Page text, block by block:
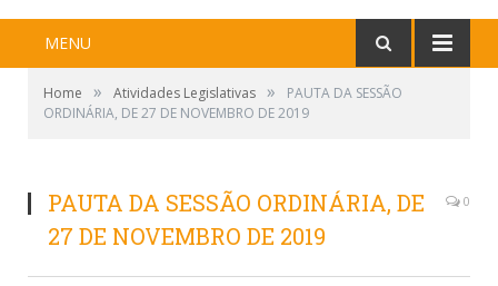
MENU
Home » Atividades Legislativas »
PAUTA DA SESSÃO
ORDINÁRIA, DE 27 DE NOVEMBRO DE 2019
PAUTA DA SESSÃO ORDINÁRIA, DE
27 DE NOVEMBRO DE 2019
0